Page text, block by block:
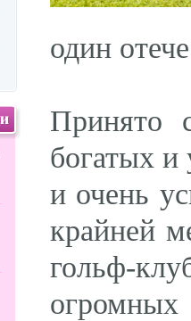
один
Принято
богатых и
и очень
крайней
гольф-
огромных